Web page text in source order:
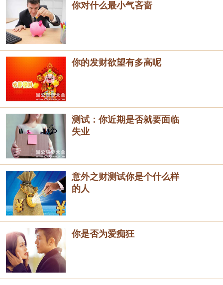
你对什么最小气吝啬
你的发财欲望有多高呢
测试：你近期是否就要面临
失业
意外之财测试你是个什么样
的人
你是否为爱痴狂